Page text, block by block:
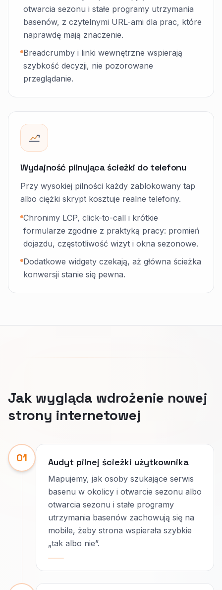
otwarcia sezonu i stałe programy utrzymania
basenów, z czytelnymi URL-ami dla prac, które
naprawdę mają znaczenie.
Breadcrumby i linki wewnętrzne wspierają
szybkość decyzji, nie pozorowane
przeglądanie.
Wydajność pilnująca ścieżki do telefonu
Przy wysokiej pilności każdy zablokowany tap
albo ciężki skrypt kosztuje realne telefony.
Chronimy LCP, click-to-call i krótkie
formularze zgodnie z praktyką pracy: promień
dojazdu, częstotliwość wizyt i okna sezonowe.
Dodatkowe widgety czekają, aż główna ścieżka
konwersji stanie się pewna.
Jak wygląda wdrożenie nowej
strony internetowej
01 Audyt pilnej ścieżki użytkownika
Mapujemy, jak osoby szukające serwis
basenu w okolicy i otwarcie sezonu albo
otwarcia sezonu i stałe programy
utrzymania basenów zachowują się na
mobile, żeby strona wspierała szybkie
„tak albo nie”.